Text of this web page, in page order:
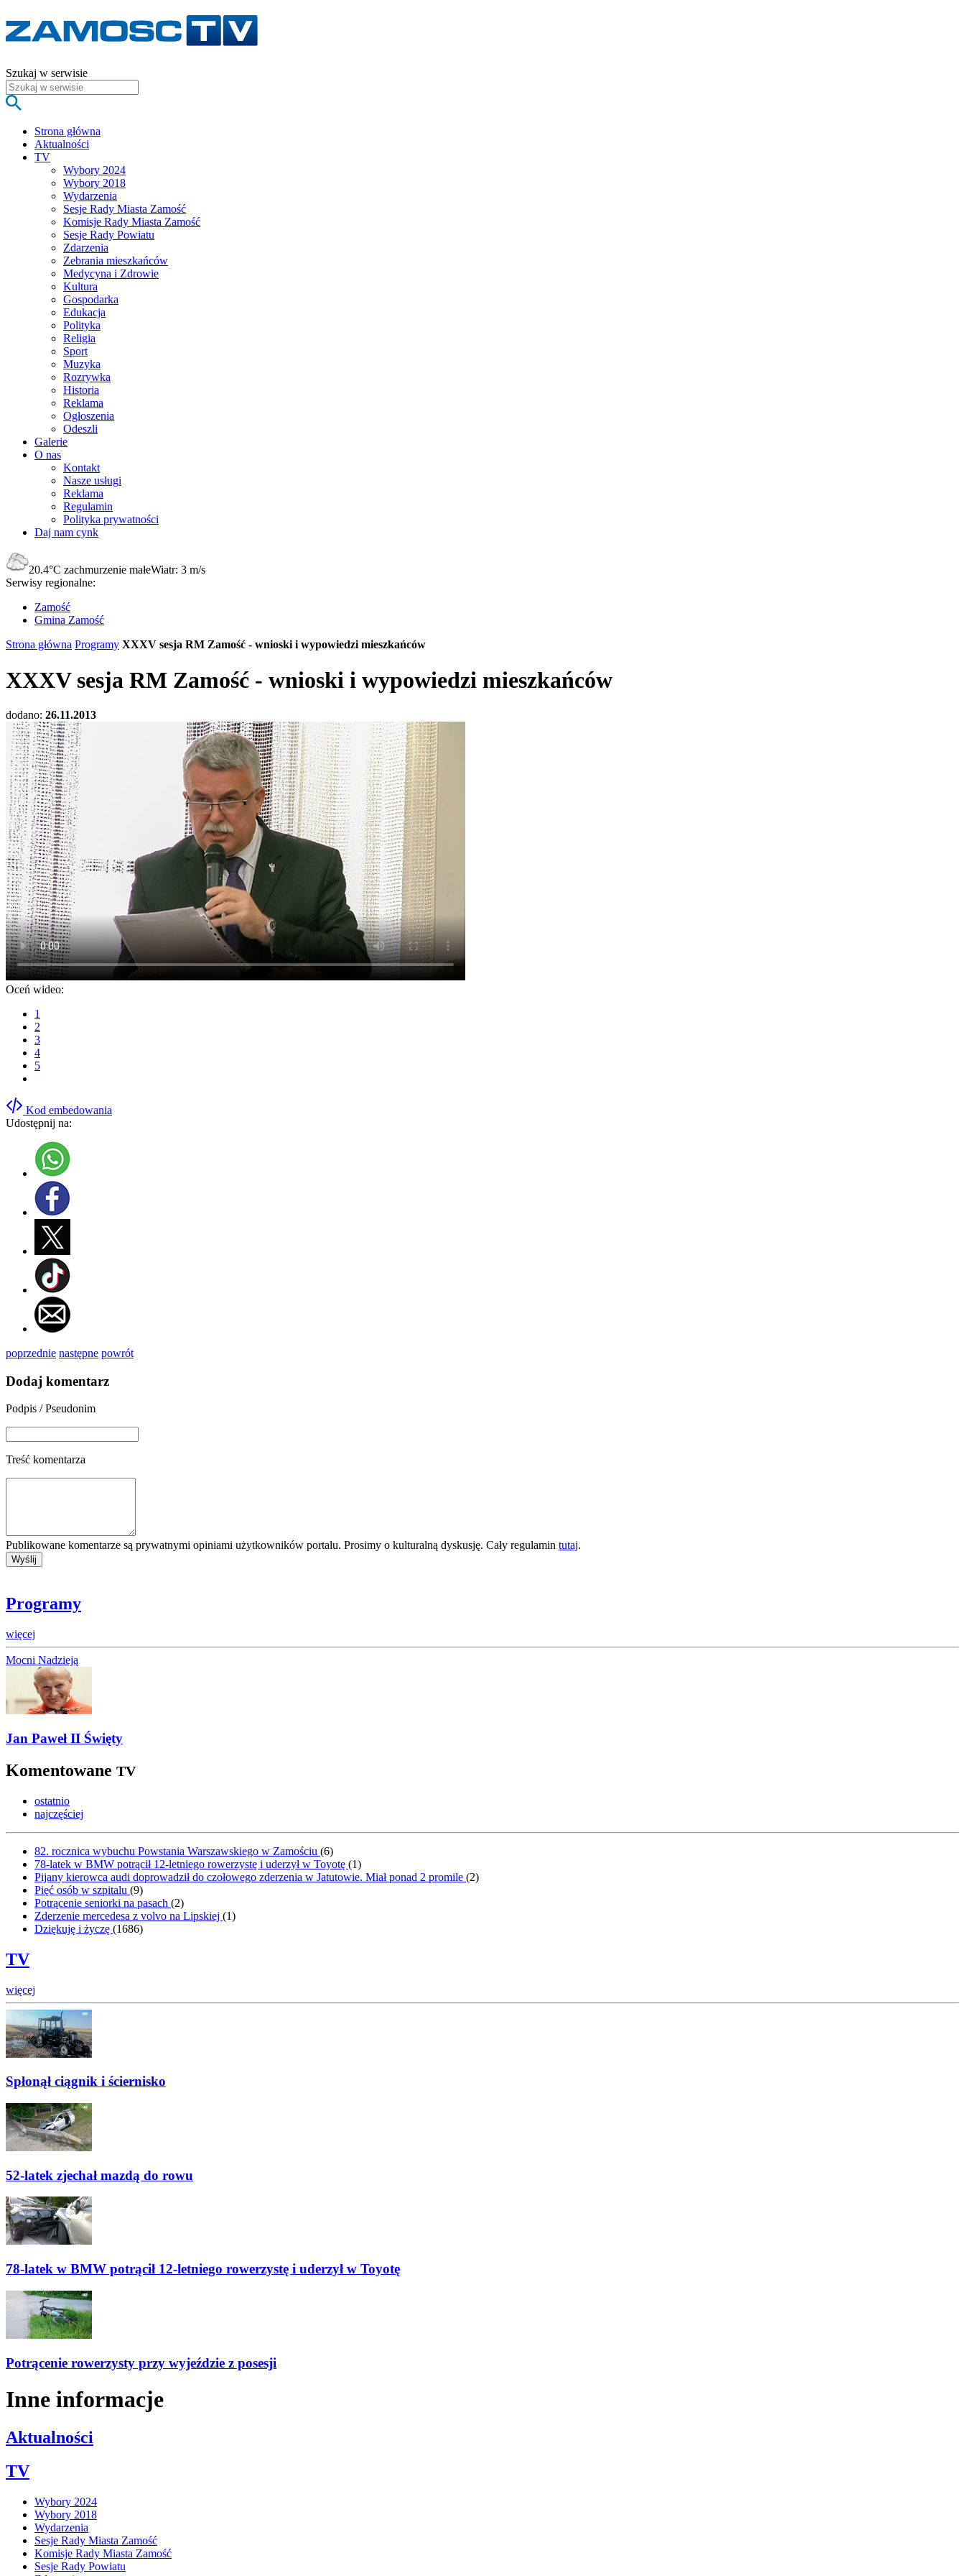
Szukaj w serwisie
Strona główna
Aktualności
TV
Wybory 2024
Wybory 2018
Wydarzenia
Sesje Rady Miasta Zamość
Komisje Rady Miasta Zamość
Sesje Rady Powiatu
Zdarzenia
Zebrania mieszkańców
Medycyna i Zdrowie
Kultura
Gospodarka
Edukacja
Polityka
Religia
Sport
Muzyka
Rozrywka
Historia
Reklama
Ogłoszenia
Odeszli
Galerie
O nas
Kontakt
Nasze usługi
Reklama
Regulamin
Polityka prywatności
Daj nam cynk
20.4°C zachmurzenie małeWiatr: 3 m/s
Serwisy regionalne:
Zamość
Gmina Zamość
Strona główna Programy XXXV sesja RM Zamość - wnioski i wypowiedzi mieszkańców
XXXV sesja RM Zamość - wnioski i wypowiedzi mieszkańców
dodano: 26.11.2013
Oceń wideo:
1
2
3
4
5
Kod embedowania
Udostępnij na:
poprzednie następne powrót
Dodaj komentarz
Podpis / Pseudonim
Treść komentarza
Publikowane komentarze są prywatnymi opiniami użytkowników portalu. Prosimy o kulturalną dyskusję. Cały regulamin tutaj.
Programy
więcej
Mocni Nadzieją
Jan Paweł II Święty
Komentowane TV
ostatnio
najczęściej
82. rocznica wybuchu Powstania Warszawskiego w Zamościu (6)
78-latek w BMW potrącił 12-letniego rowerzystę i uderzył w Toyotę (1)
Pijany kierowca audi doprowadził do czołowego zderzenia w Jatutowie. Miał ponad 2 promile (2)
Pięć osób w szpitalu (9)
Potrącenie seniorki na pasach (2)
Zderzenie mercedesa z volvo na Lipskiej (1)
Dziękuję i życzę (1686)
TV
więcej
Spłonął ciągnik i ściernisko
52-latek zjechał mazdą do rowu
78-latek w BMW potrącił 12-letniego rowerzystę i uderzył w Toyotę
Potrącenie rowerzysty przy wyjeździe z posesji
Inne informacje
Aktualności
TV
Wybory 2024
Wybory 2018
Wydarzenia
Sesje Rady Miasta Zamość
Komisje Rady Miasta Zamość
Sesje Rady Powiatu